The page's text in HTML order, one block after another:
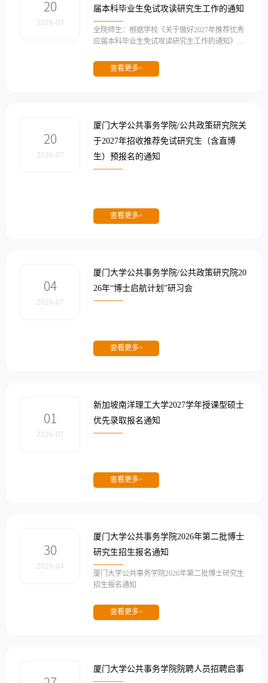
20
2026-07
届本科毕业生免试攻读研究生工作的通知
全院师生：根据学校《关于做好2027年推荐优秀
应届本科毕业生免试攻读研究生工作的通知》
厦门大学第29届研究生支教团的通知》（附件
2）安排，以及《厦门大学推荐优秀应届本科毕
订）》等相关文件要求，结合我院实际，现就我
生工作相关事宜通知如下：...
查看更多>
20
2026-07
厦门大学公共事务学院/公共政策研究院关
于2027年招收推荐免试研究生（含直博
生）预报名的通知
查看更多>
04
2026-07
厦门大学公共事务学院/公共政策研究院20
26年“博士启航计划”研习会
查看更多>
01
2026-07
新加坡南洋理工大学2027学年授课型硕士
优先录取报名通知
查看更多>
30
2026-04
厦门大学公共事务学院2026年第二批博士
研究生招生报名通知
厦门大学公共事务学院2026年第二批博士研究生
招生报名通知
查看更多>
厦门大学公共事务学院院聘人员招聘启事